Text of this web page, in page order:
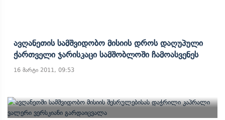
Ავღანეთის Სამშვიდობო Მისიის Დროს Დაღუპული
Ქართველი Ჯარისკაცი Სამშობლოში Ჩამოასვენეს
16 მარტი 2011, 09:53